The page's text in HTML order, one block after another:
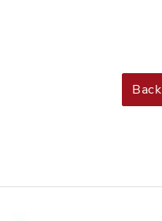
Back